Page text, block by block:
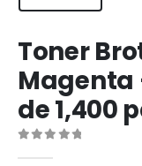
Toner
Magenta
de 1,400